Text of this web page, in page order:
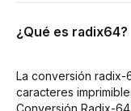
¿Qué es radix64?
La conversión radix-
caracteres
Conversión Radix-